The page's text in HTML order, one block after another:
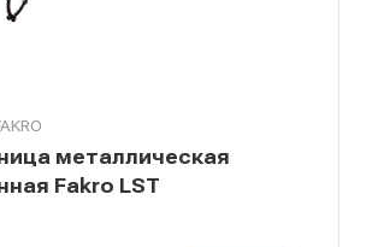
металлическая
Fakro LST